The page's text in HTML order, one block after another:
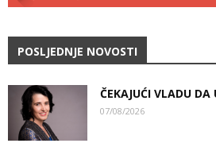
POSLJEDNJE NOVOSTI
ČEKAJUĆI VLADU DA
07/08/2026